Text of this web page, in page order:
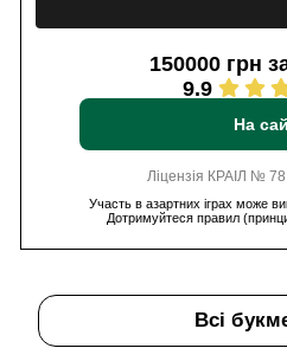
150000 грн
9.9
На
Ліцензія КРАІЛ №
Участь в азартних іграх може
Дотримуйтеся правил
Всі